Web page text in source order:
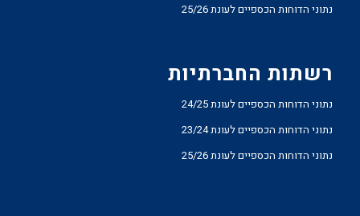
נתוני הדוחות הכספיים לעונת 25/26
רשתות החברתיות
נתוני הדוחות הכספיים לעונת 24/25
נתוני הדוחות הכספיים לעונת 23/24
נתוני הדוחות הכספיים לעונת 25/26